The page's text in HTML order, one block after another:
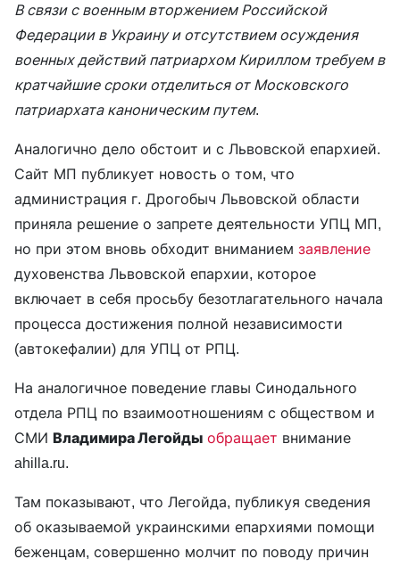
В связи с военным вторжением Российской
Федерации в Украину и отсутствием осуждения
военных действий патриархом Кириллом требуем в
кратчайшие сроки отделиться от Московского
патриархата каноническим путем.
Аналогично дело обстоит и с Львовской епархией.
Сайт МП публикует новость о том, что
администрация г. Дрогобыч Львовской области
приняла решение о запрете деятельности УПЦ МП,
но при этом вновь обходит вниманием заявление
духовенства Львовской епархии, которое
включает в себя просьбу безотлагательного начала
процесса достижения полной независимости
(автокефалии) для УПЦ от РПЦ.
На аналогичное поведение главы Синодального
отдела РПЦ по взаимоотношениям с обществом и
СМИ Владимира Легойды обращает внимание
ahilla.ru.
Там показывают, что Легойда, публикуя сведения
об оказываемой украинскими епархиями помощи
беженцам, совершенно молчит по поводу причин